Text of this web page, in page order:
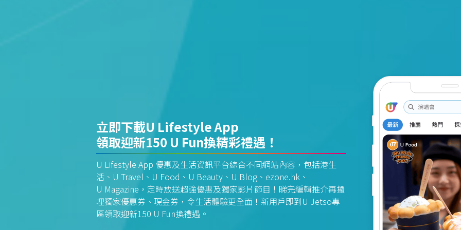
立即下載U Lifestyle App
領取迎新150 U Fun換精彩禮遇！
U Lifestyle App 優惠及生活資訊平台綜合不同網站內容，包括港生
活、U Travel、U Food、U Beauty、U Blog、ezone.hk、
U Magazine，定時放送超強優惠及獨家影片節目！睇完編輯推介再攞
埋獨家優惠券、現金券，令生活體驗更全面！新用戶即到U Jetso專
區領取迎新150 U Fun換禮遇。